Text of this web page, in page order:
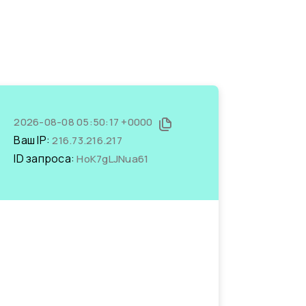
2026-08-08 05:50:17 +0000
Ваш IP:216.73.216.217
ID запроса:HoK7gLJNua61